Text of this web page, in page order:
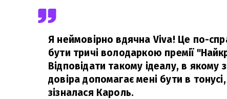
Я неймовірно вдячна Viva! Це по-
бути тричі володаркою премії
Відповідати такому ідеалу, в
довіра допомагає мені бути в
зізналася Кароль.